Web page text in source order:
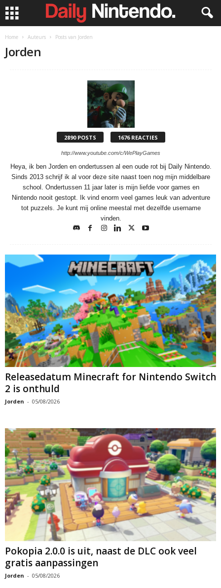
Home Auteurs Posts van Jorden
Jorden
2890 POSTS 1676 REACTIES
http://www.youtube.com/c/WePlayGames
Heya, ik ben Jorden en ondertussen al een oude rot bij Daily Nintendo.
Sinds 2013 schrijf ik al voor deze site naast toen nog mijn middelbare
school. Ondertussen 11 jaar later is mijn liefde voor games en
Nintendo nooit gestopt. Ik vind enorm veel games leuk van adventure
tot puzzels. Je kunt mij online meestal met dezelfde username
vinden.
Releasedatum Minecraft for Nintendo Switch
2 is onthuld
Jorden - 05/08/2026
Pokopia 2.0.0 is uit, naast de DLC ook veel
gratis aanpassingen
Jorden - 05/08/2026